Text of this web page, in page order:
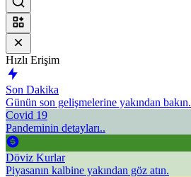
Hızlı Erişim
Son Dakika
Günün son gelişmelerine yakından bakın.
Covid 19
Pandeminin detayları..
Döviz Kurlar
Piyasanın kalbine yakından göz atın.